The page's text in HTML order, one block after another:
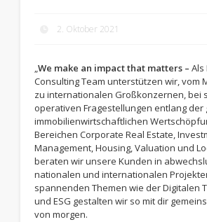
2. Oktober 2021
„We make an impact that matters – Als
Consulting Team unterstützen wir, vom
zu internationalen Großkonzernen, bei
operativen Fragestellungen entlang der
immobilienwirtschaftlichen
Bereichen Corporate Real Estate,
Management, Housing, Valuation und
beraten wir unsere Kunden in
nationalen und internationalen
spannenden Themen wie der Digitalen
und ESG gestalten wir so mit dir
von morgen.